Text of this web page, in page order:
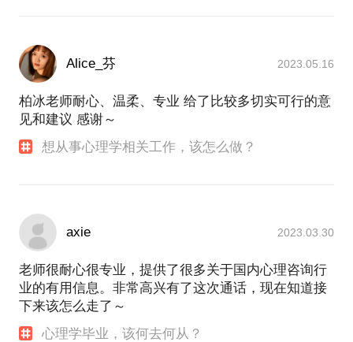
Alice_芬 2023.05.16
柏冰老师耐心、温柔、专业 给了比较多切实可行的意
见和建议 感谢～
想从事心理学相关工作，该怎么做？
axie 2023.03.30
老师很耐心很专业，提供了很多关于国内心理咨询行
业的有用信息。非常高兴有了这次通话，现在知道接
下来该怎么走了～
心理学毕业，该何去何从？